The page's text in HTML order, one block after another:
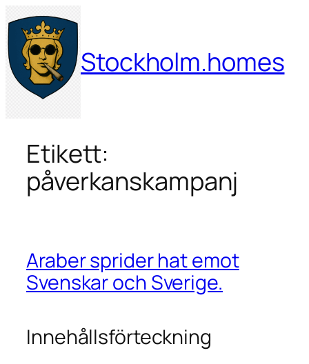
Hoppa
till
innehåll
Stockholm.homes
Etikett:
påverkanskampanj
Araber sprider hat emot
Svenskar och Sverige.
Innehållsförteckning